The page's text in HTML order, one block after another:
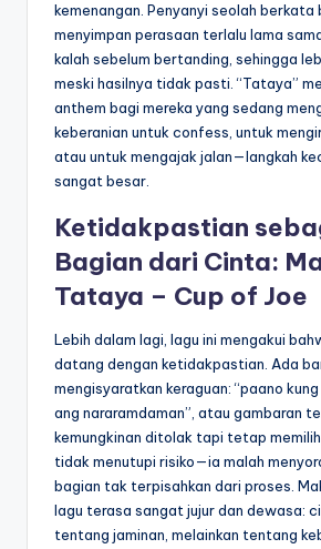
kemenangan. Penyanyi seolah berkata
menyimpan perasaan terlalu lama
kalah sebelum bertanding, sehingga
meski hasilnya tidak pasti. “Tataya”
anthem bagi mereka yang sedang
keberanian untuk confess, untuk
atau untuk mengajak jalan—langkah
sangat besar.
Ketidakpastian
Bagian dari Cinta:
Tataya – Cup of Joe
Lebih dalam lagi, lagu ini mengakui
datang dengan ketidakpastian. Ada
mengisyaratkan keraguan: “paano
ang nararamdaman”, atau gambaran
kemungkinan ditolak tapi tetap memilih
tidak menutupi risiko—ia malah
bagian tak terpisahkan dari proses.
lagu terasa sangat jujur dan dewasa:
tentang jaminan, melainkan tentang